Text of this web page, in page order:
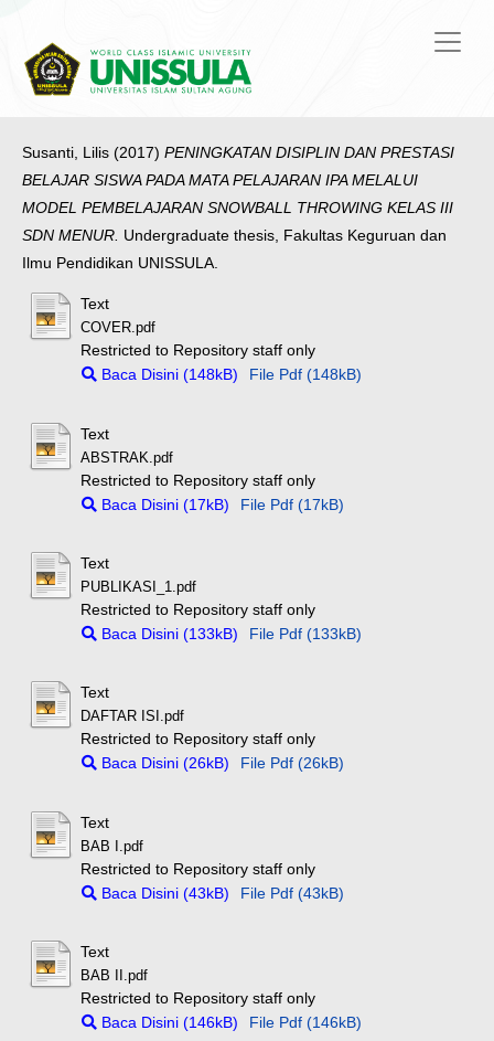
Susanti, Lilis (2017) PENINGKATAN DISIPLIN DAN PRESTASI
BELAJAR SISWA PADA MATA PELAJARAN IPA MELALUI
MODEL PEMBELAJARAN SNOWBALL THROWING KELAS III
SDN MENUR. Undergraduate thesis, Fakultas Keguruan dan
Ilmu Pendidikan UNISSULA.
Text
COVER.pdf
Restricted to Repository staff only
Baca Disini (148kB)
File Pdf (148kB)
Text
ABSTRAK.pdf
Restricted to Repository staff only
Baca Disini (17kB)
File Pdf (17kB)
Text
PUBLIKASI_1.pdf
Restricted to Repository staff only
Baca Disini (133kB)
File Pdf (133kB)
Text
DAFTAR ISI.pdf
Restricted to Repository staff only
Baca Disini (26kB)
File Pdf (26kB)
Text
BAB I.pdf
Restricted to Repository staff only
Baca Disini (43kB)
File Pdf (43kB)
Text
BAB II.pdf
Restricted to Repository staff only
Baca Disini (146kB)
File Pdf (146kB)